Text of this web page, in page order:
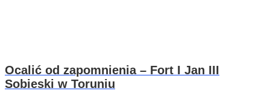
Ocalić od zapomnienia – Fort I Jan III
Sobieski w Toruniu